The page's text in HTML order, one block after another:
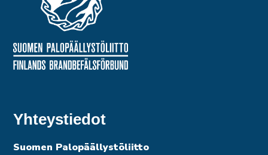
Yhteystiedot
Suomen Palopäällystöliitto